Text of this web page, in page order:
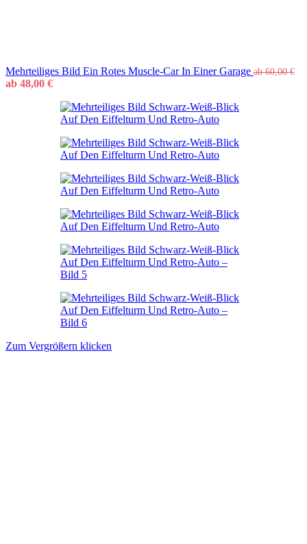
Mehrteiliges Bild Ein Rotes Muscle-Car In Einer Garage ab60,00€
ab 48,00 €
Zum Vergrößern klicken